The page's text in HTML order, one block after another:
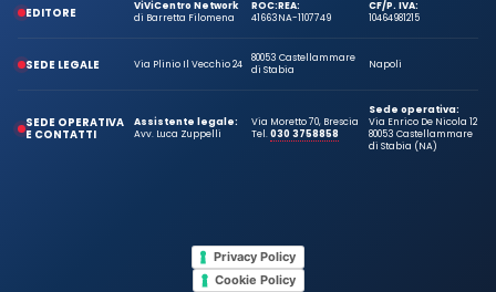
EDITORE
ViViCentro Network
di Barretta Filomena
ROC:
41663
REA:
NA-1107749
CF/P. IVA:
10464981215
SEDE LEGALE Via Plinio Il Vecchio 24
80053 Castellammare
di Stabia
Napoli
SEDE OPERATIVA
E CONTATTI
Assistente legale:
Avv. Luca Zuppelli
Via Moretto 70, Brescia
Tel.030 3758858
Sede operativa:
Via Enrico De Nicola 12
80053 Castellammare
di Stabia (NA)
Privacy Policy
Cookie Policy